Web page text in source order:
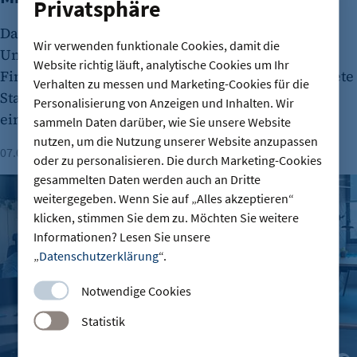
Privatsphäre
Wir verwenden funktionale Cookies, damit die
Website richtig läuft, analytische Cookies um Ihr
Verhalten zu messen und Marketing-Cookies für die
Personalisierung von Anzeigen und Inhalten. Wir
sammeln Daten darüber, wie Sie unsere Website
nutzen, um die Nutzung unserer Website anzupassen
oder zu personalisieren. Die durch Marketing-Cookies
gesammelten Daten werden auch an Dritte
weitergegeben. Wenn Sie auf „Alles akzeptieren“
klicken, stimmen Sie dem zu. Möchten Sie weitere
Informationen? Lesen Sie unsere
„Datenschutzerklärung“.
Notwendige Cookies
Statistik
Das Berliner Fintech-Unternehmen Moss ist zum
Unicorn aufgestiegen. In einer aktuellen
Finanzierungsrunde sammelte das 2019 gegründete
Start-up 30 Millionen Euro ein und wird nun mit
einer Milliarde Euro bewertet.
07.08.2026 Lesezeit: 1 Minute
Gründungszahlen steigen, Bürokratie bleibt größte Hürde